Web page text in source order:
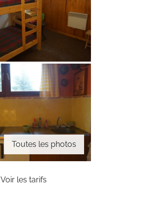
Toutes les photos
Voir les tarifs